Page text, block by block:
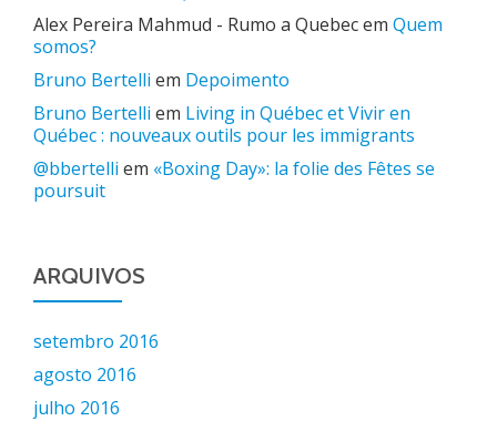
Alex Pereira Mahmud - Rumo a Quebecem Quem
somos?
Bruno Bertelli em Depoimento
Bruno Bertelli em Living in Québec et Vivir en
Québec : nouveaux outils pour les immigrants
@bbertelli em «Boxing Day»: la folie des Fêtes se
poursuit
ARQUIVOS
setembro 2016
agosto 2016
julho 2016